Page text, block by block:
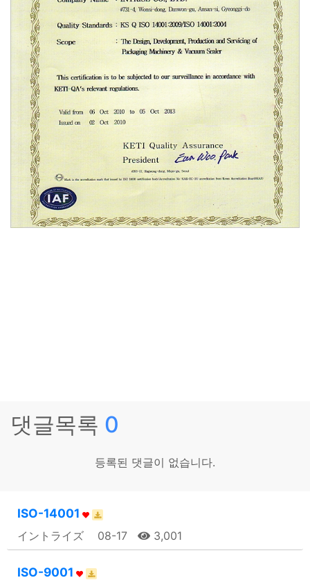
댓글목록 0
등록된 댓글이 없습니다.
ISO-14001
イントライズ 08-17 3,001
ISO-9001